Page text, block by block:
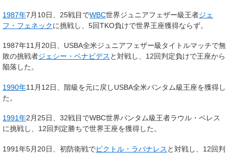
1987年7月10日、25戦目でWBC世界ジュニアフェザー級王者ジェ
フ・フェネックに挑戦し、5回TKO負けで世界王座獲得ならず。
1987年11月20日、USBA全米ジュニアフェザー級タイトルマッチで無
敗の挑戦者ジェシー・ベナビデス と対戦し、12回判定負けで王座から
陥落した。
1990年11月12日、階級を元に戻しUSBA全米バンタム級王座を獲得し
た。
1991年2月25日、32戦目でWBC世界バンタム級王者ラウル・ペレス
に挑戦し、12回判定勝ちで世界王座を獲得した。
1991年5月20日、初防衛戦でビクトル・ラバナレス と対戦し、12回判